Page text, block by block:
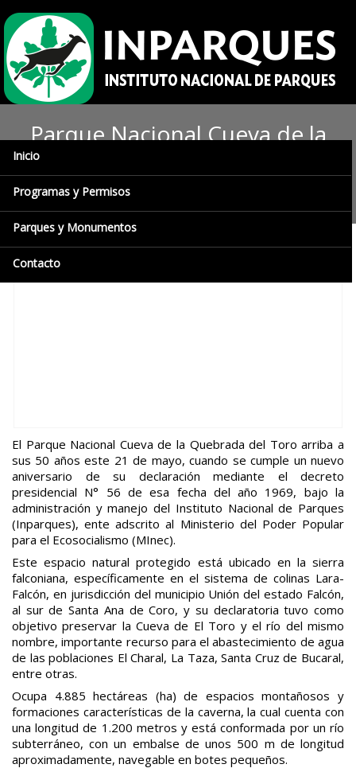
Inicio
Programas y Permisos
Parques y Monumentos
Contacto
Parque Nacional Cueva de la
Quebrada del Toro arriba a
sus 50 años
El Parque Nacional Cueva de la Quebrada del Toro arriba a
sus 50 años este 21 de mayo, cuando se cumple un nuevo
aniversario de su declaración mediante el decreto
presidencial N° 56 de esa fecha del año 1969, bajo la
administración y manejo del Instituto Nacional de Parques
(Inparques), ente adscrito al Ministerio del Poder Popular
para el Ecosocialismo (MInec).
Este espacio natural protegido está ubicado en la sierra
falconiana, específicamente en el sistema de colinas Lara-
Falcón, en jurisdicción del municipio Unión del estado Falcón,
al sur de Santa Ana de Coro, y su declaratoria tuvo como
objetivo preservar la Cueva de El Toro y el río del mismo
nombre, importante recurso para el abastecimiento de agua
de las poblaciones El Charal, La Taza, Santa Cruz de Bucaral,
entre otras.
Ocupa 4.885 hectáreas (ha) de espacios montañosos y
formaciones características de la caverna, la cual cuenta con
una longitud de 1.200 metros y está conformada por un río
subterráneo, con un embalse de unos 500 m de longitud
aproximadamente, navegable en botes pequeños.